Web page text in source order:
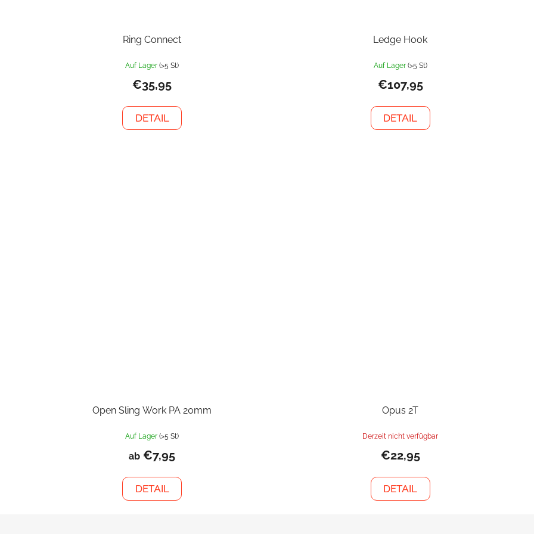
Ring Connect
Auf Lager(>5 St)
€35,95
DETAIL
Ledge Hook
Auf Lager (>5 St)
€107,95
DETAIL
Open Sling Work PA 20mm
Auf Lager(>5 St)
ab €7,95
DETAIL
Opus 2T
Derzeit nicht verfügbar
€22,95
DETAIL